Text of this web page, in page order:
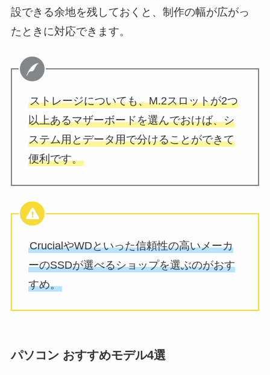
設できる余地を残しておくと、制作の幅が広がっ
たときに対応できます。
ストレージについても、M.2スロットが2つ
以上あるマザーボードを選んでおけば、シ
ステム用とデータ用で分けることができて
便利です。
CrucialやWDといった信頼性の高いメーカ
ーのSSDが選べるショップを選ぶのがおす
すめ。
パソコン おすすめモデル4選